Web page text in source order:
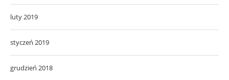
luty 2019
styczeń 2019
grudzień 2018